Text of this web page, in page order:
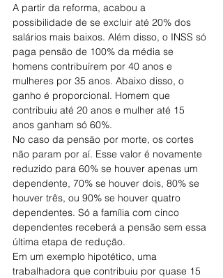
A partir da reforma, acabou a
possibilidade de se excluir até 20% dos
salários mais baixos. Além disso, o INSS só
paga pensão de 100% da média se
homens contribuírem por 40 anos e
mulheres por 35 anos. Abaixo disso, o
ganho é proporcional. Homem que
contribuiu até 20 anos e mulher até 15
anos ganham só 60%.
No caso da pensão por morte, os cortes
não param por aí. Esse valor é novamente
reduzido para 60% se houver apenas um
dependente, 70% se houver dois, 80% se
houver três, ou 90% se houver quatro
dependentes. Só a família com cinco
dependentes receberá a pensão sem essa
última etapa de redução.
Em um exemplo hipotético, uma
trabalhadora que contribuiu por quase 15